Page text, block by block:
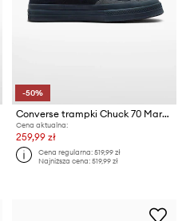
-50%
Converse trampki Chuck 70 Marquis
Cena aktualna:
259,99 zł
Cena regularna:519,99 zł
Najniższa cena:519,99 zł